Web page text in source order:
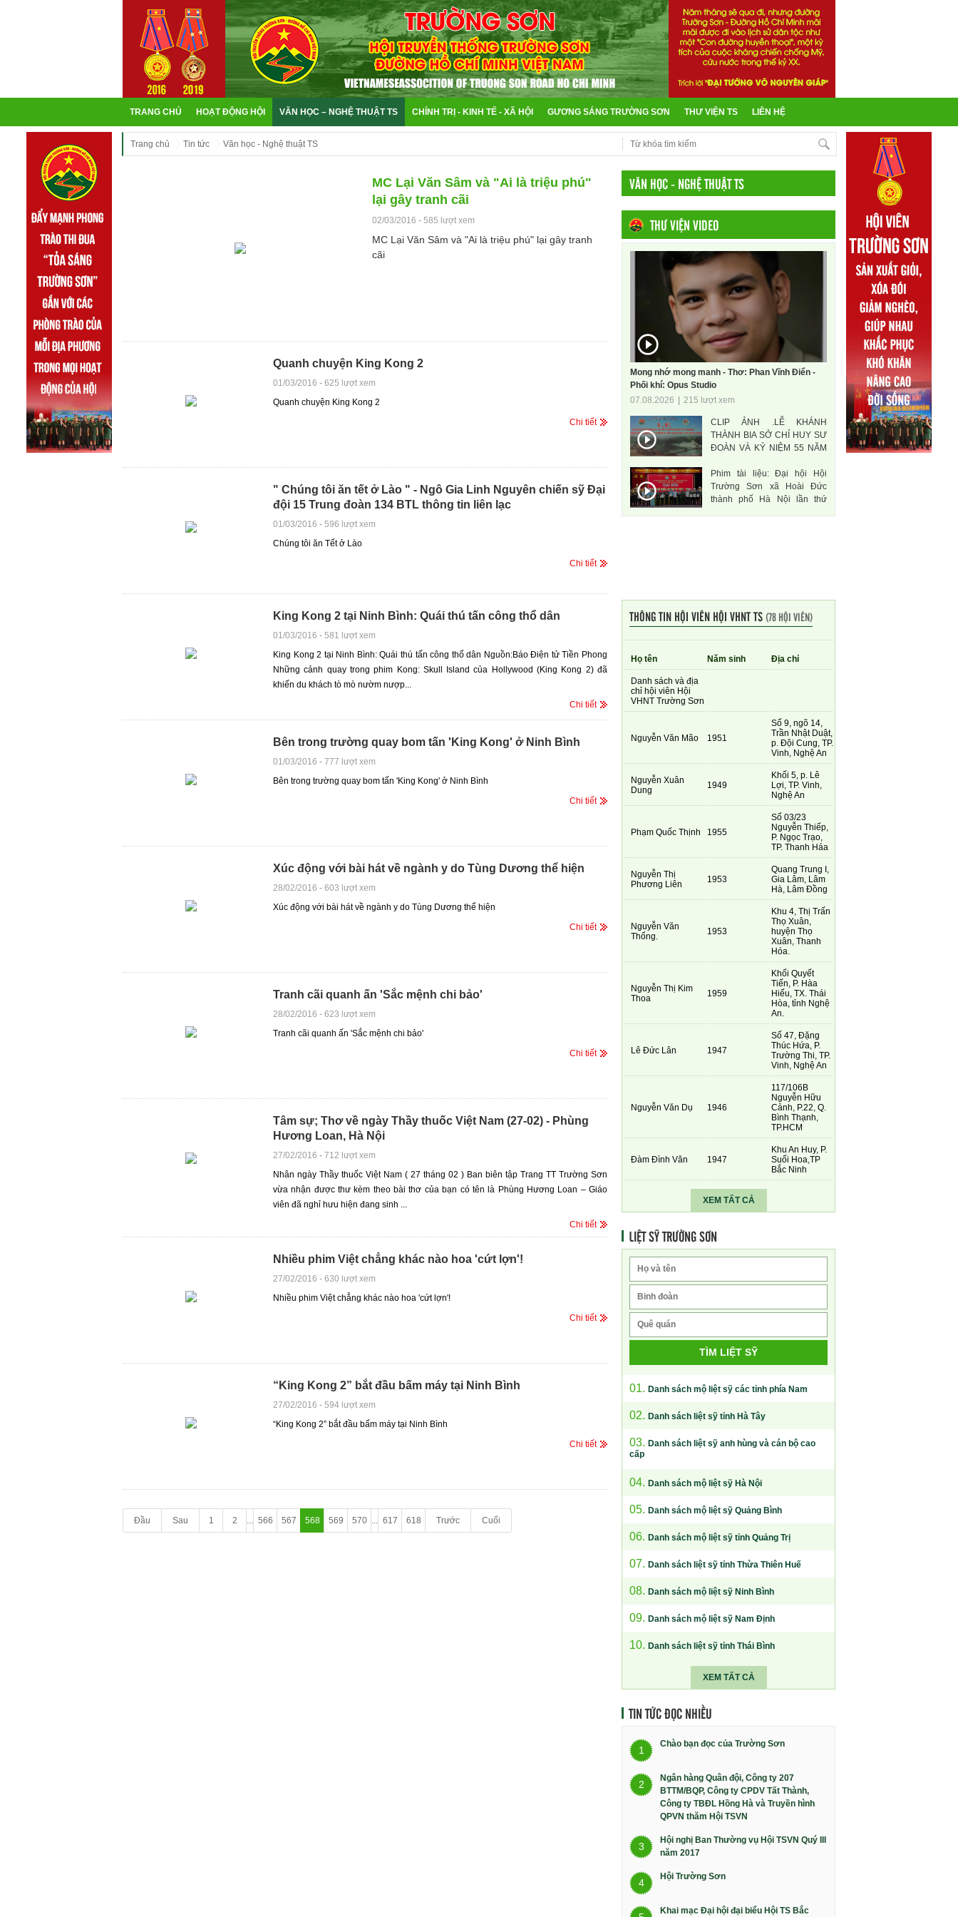
TRANG CHỦ HOẠT ĐỘNG HỘI VĂN HỌC – NGHỆ THUẬT TS CHÍNH TRỊ - KINH TẾ - XÃ HỘI GƯƠNG SÁNG TRƯỜNG SƠN THƯ VIỆN TS LIÊN HỆ
Trang chủ Tin tức Văn học - Nghệ thuật TS
MC Lại Văn Sâm và "Ai là triệu phú"
lại gây tranh cãi
02/03/2016 - 585 lượt xem
MC Lại Văn Sâm và "Ai là triệu phú" lại gây tranh
cãi
Quanh chuyện King Kong 2
01/03/2016 - 625 lượt xem
Quanh chuyện King Kong 2
Chi tiết
" Chúng tôi ăn tết ở Lào " - Ngô Gia Linh Nguyên chiến sỹ Đại
đội 15 Trung đoàn 134 BTL thông tin liên lạc
01/03/2016 - 596 lượt xem
Chúng tôi ăn Tết ở Lào
Chi tiết
King Kong 2 tại Ninh Bình: Quái thú tấn công thổ dân
01/03/2016 - 581 lượt xem
King Kong 2 tại Ninh Bình: Quái thú tấn công thổ dân Nguồn:Báo Điện tử Tiền Phong
Những cảnh quay trong phim Kong: Skull Island của Hollywood (King Kong 2) đã
khiến du khách tò mò nườm nượp...
Chi tiết
Bên trong trường quay bom tấn 'King Kong' ở Ninh Bình
01/03/2016 - 777 lượt xem
Bên trong trường quay bom tấn 'King Kong' ở Ninh Bình
Chi tiết
Xúc động với bài hát về ngành y do Tùng Dương thể hiện
28/02/2016 - 603 lượt xem
Xúc động với bài hát về ngành y do Tùng Dương thể hiện
Chi tiết
Tranh cãi quanh ấn 'Sắc mệnh chi bảo'
28/02/2016 - 623 lượt xem
Tranh cãi quanh ấn 'Sắc mệnh chi bảo'
Chi tiết
Tâm sự; Thơ về ngày Thầy thuốc Việt Nam (27-02) - Phùng
Hương Loan, Hà Nội
27/02/2016 - 712 lượt xem
Nhân ngày Thầy thuốc Việt Nam ( 27 tháng 02 ) Ban biên tập Trang TT Trường Sơn
vừa nhận được thư kèm theo bài thơ của bạn có tên là Phùng Hương Loan – Giáo
viên đã nghỉ hưu hiện đang sinh ...
Chi tiết
Nhiều phim Việt chẳng khác nào hoa 'cứt lợn'!
27/02/2016 - 630 lượt xem
Nhiều phim Việt chẳng khác nào hoa 'cứt lợn'!
Chi tiết
“King Kong 2” bắt đầu bấm máy tại Ninh Bình
27/02/2016 - 594 lượt xem
“King Kong 2” bắt đầu bấm máy tại Ninh Bình
Chi tiết
Đầu Sau 1 2 ... 566 567 568 569 570 ... 617 618 Trước Cuối
VĂN HỌC - NGHỆ THUẬT TS
THƯ VIỆN VIDEO
Mong nhớ mong manh - Thơ: Phan Vĩnh Điển -
Phối khí: Opus Studio
07.08.2026
215 lượt xem
CLIP ẢNH .LỄ KHÁNH
THÀNH BIA SỞ CHỈ HUY SƯ
ĐOÀN VÀ KỶ NIỆM 55 NĂM
ANH HÙNG
Phim tài liệu: Đại hội Hội
Trường Sơn xã Hoài Đức
thành phố Hà Nội lần thứ
THÔNG TIN HỘI VIÊN HỘI VHNT TS(78 HỘI VIÊN)
Họ tên Năm sinh Địa chỉ
Danh sách và địa
chỉ hội viên Hội
VHNT Trường Sơn
Nguyễn Văn Mão 1951
Số 9, ngõ 14,
Trần Nhật Duật,
p. Đội Cung, TP.
Vinh, Nghệ An
Nguyễn Xuân
Dung
1949
Khối 5, p. Lê
Lợi, TP. Vinh,
Nghệ An
Phạm Quốc Thịnh 1955
Số 03/23
Nguyễn Thiếp,
P. Ngọc Trạo,
TP. Thanh Háa
Nguyễn Thị
Phương Liên
1953
Quang Trung I,
Gia Lâm, Lâm
Hà, Lâm Đồng
Nguyễn Văn
Thống.
1953
Khu 4, Thị Trấn
Thọ Xuân,
huyện Thọ
Xuân, Thanh
Hóa.
Nguyễn Thị Kim
Thoa
1959
Khối Quyết
Tiến, P. Hàa
Hiếu, TX. Thái
Hòa, tỉnh Nghệ
An.
Lê Đức Lân 1947
Số 47, Đặng
Thúc Hứa, P.
Trường Thi, TP.
Vinh, Nghệ An
Nguyễn Văn Dụ 1946
117/106B
Nguyễn Hữu
Cảnh, P.22, Q.
Bình Thạnh,
TP.HCM
Đàm Đình Văn 1947
Khu An Huy, P.
Suối Hoa,TP
Bắc Ninh
XEM TẤT CẢ
LIỆT SỸ TRƯỜNG SƠN
TÌM LIỆT SỸ
01. Danh sách mộ liệt sỹ các tỉnh phía Nam
02. Danh sách liệt sỹ tỉnh Hà Tây
03. Danh sách liệt sỹ anh hùng và cán bộ cao
cấp
04. Danh sách mộ liệt sỹ Hà Nội
05. Danh sách mộ liệt sỹ Quảng Bình
06. Danh sách mộ liệt sỹ tỉnh Quảng Trị
07. Danh sách liệt sỹ tỉnh Thừa Thiên Huế
08. Danh sách mộ liệt sỹ Ninh Bình
09. Danh sách mộ liệt sỹ Nam Định
10. Danh sách liệt sỹ tỉnh Thái Bình
XEM TẤT CẢ
TIN TỨC ĐỌC NHIỀU
1
Chào bạn đọc của Trường Sơn
2
Ngân hàng Quân đội, Công ty 207
BTTM/BQP, Công ty CPDV Tất Thành,
Công ty TBĐL Hồng Hà và Truyền hình
QPVN thăm Hội TSVN
3
Hội nghị Ban Thường vụ Hội TSVN Quý III
năm 2017
4
Hội Trường Sơn
Khai mạc Đại hội đại biểu Hội TS Bắc